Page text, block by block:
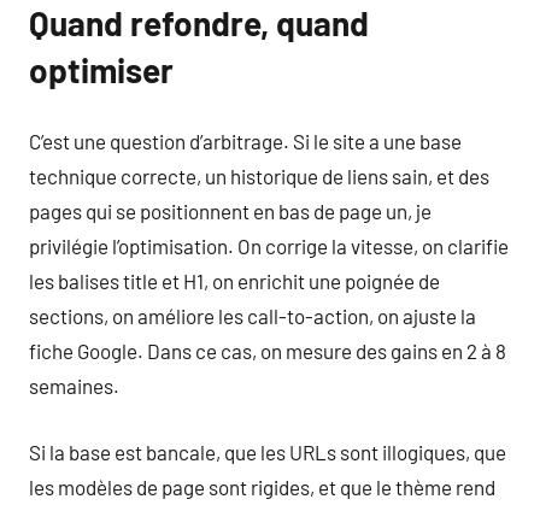
Quand refondre, quand
optimiser
C’est une question d’arbitrage. Si le site a une base
technique correcte, un historique de liens sain, et des
pages qui se positionnent en bas de page un, je
privilégie l’optimisation. On corrige la vitesse, on clarifie
les balises title et H1, on enrichit une poignée de
sections, on améliore les call-to-action, on ajuste la
fiche Google. Dans ce cas, on mesure des gains en 2 à 8
semaines.
Si la base est bancale, que les URLs sont illogiques, que
les modèles de page sont rigides, et que le thème rend